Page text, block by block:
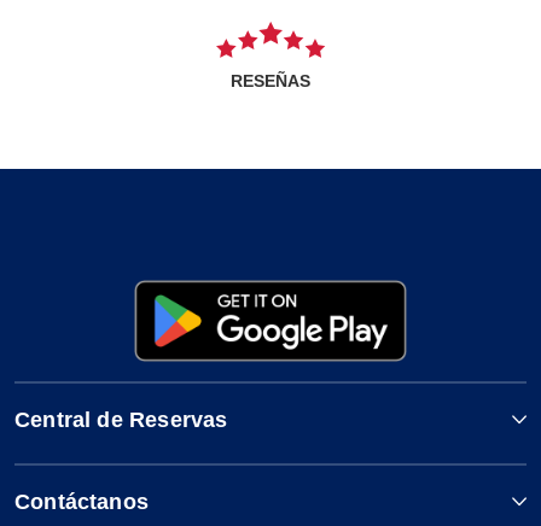
RESEÑAS
Central de Reservas
Contáctanos